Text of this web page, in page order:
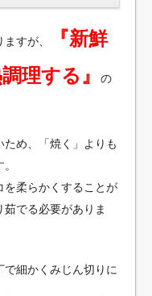
すが、
『新鮮
理する』
の
め、「焼く」よりも
を柔らかくすることが
でる必要がありま
細かくみじん切りに